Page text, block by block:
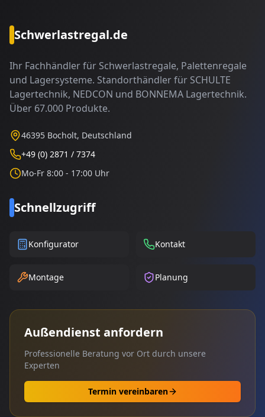
Schwerlastregal.de
Ihr Fachhändler für Schwerlastregale, Palettenregale
und Lagersysteme. Standorthändler für SCHULTE
Lagertechnik, NEDCON und BONNEMA Lagertechnik.
Über 67.000 Produkte.
46395 Bocholt, Deutschland
+49 (0) 2871 / 7374
Mo-Fr 8:00 - 17:00 Uhr
Schnellzugriff
Konfigurator Kontakt
Montage Planung
Außendienst anfordern
Professionelle Beratung vor Ort durch unsere
Experten
Termin vereinbaren